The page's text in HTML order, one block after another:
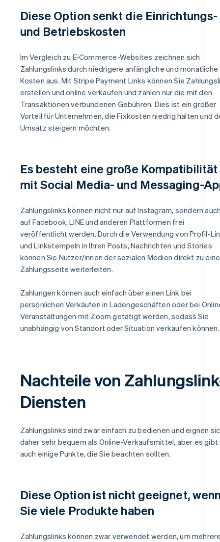
Diese Option senkt die Einrichtungs-
und Betriebskosten
Im Vergleich zu E-Commerce-Websites zeichnen sich
Zahlungslinks durch niedrigere anfängliche und monatliche
Kosten aus. Mit Stripe Payment Links können Sie
erstellen und online verkaufen und zahlen nur die mit den
Transaktionen verbundenen Gebühren. Dies ist ein großer
Vorteil für Unternehmen, die Fixkosten niedrig halten und
Umsatz steigern möchten.
Es besteht eine große Kompatibilität
mit Social Media- und Messaging-
Zahlungslinks können nicht nur auf Instagram, sondern
auf Facebook, LINE und anderen Plattformen frei
veröffentlicht werden. Durch die Verwendung von Profil-
und Linkstempeln in Ihren Posts, Nachrichten und Stories
können Sie Nutzer/innen der sozialen Medien direkt zu
Zahlungsseite weiterleiten.
Zahlungen können auch einfach über einen Link bei
persönlichen Verkäufen in Ladengeschäften oder bei
Veranstaltungen mit Zoom getätigt werden, sodass Sie
unabhängig von Standort oder Situation verkaufen können.
Nachteile von
Diensten
Zahlungslinks sind zwar einfach zu bedienen und eignen
daher sehr bequem als Online-Verkaufsmittel, aber es gibt
auch einige Punkte, die Sie beachten sollten.
Diese Option ist nicht geeignet,
Sie viele Produkte haben
Zahlungslinks können zwar verwendet werden, um